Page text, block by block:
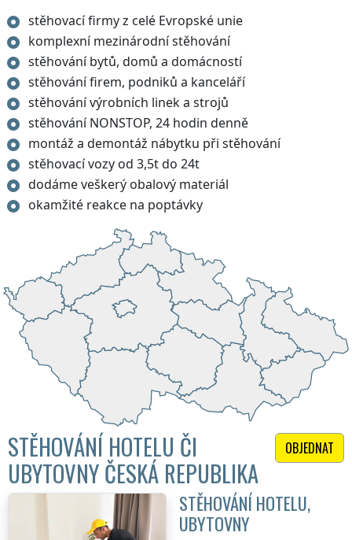
stěhovací firmy z celé Evropské unie
komplexní mezinárodní stěhování
stěhování bytů, domů a domácností
stěhování firem, podniků a kanceláří
stěhování výrobních linek a strojů
stěhování NONSTOP, 24 hodin denně
montáž a demontáž nábytku při stěhování
stěhovací vozy od 3,5t do 24t
dodáme veškerý obalový materiál
okamžité reakce na poptávky
OBJEDNAT
STĚHOVÁNÍ HOTELU ČI
UBYTOVNY ČESKÁ REPUBLIKA
STĚHOVÁNÍ HOTELU,
UBYTOVNY